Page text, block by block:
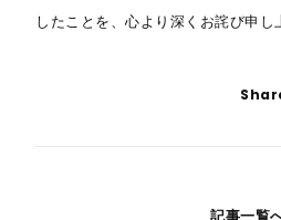
したことを、心より深くお詫び申し
記事一覧